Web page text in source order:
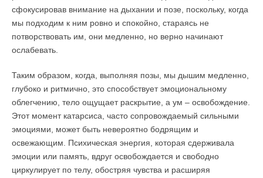
сфокусировав внимание на дыхании и позе, поскольку, когда
мы подходим к ним ровно и спокойно, стараясь не
потворствовать им, они медленно, но верно начинают
ослабевать.
Таким образом, когда, выполняя позы, мы дышим медленно,
глубоко и ритмично, это способствует эмоциональному
облегчению, тело ощущает раскрытие, а ум – освобождение.
Этот момент катарсиса, часто сопровождаемый сильными
эмоциями, может быть невероятно бодрящим и
освежающим. Психическая энергия, которая сдерживала
эмоции или память, вдруг освобождается и свободно
циркулирует по телу, обостряя чувства и расширяя